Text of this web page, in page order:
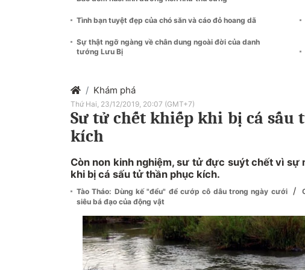
Tình bạn tuyệt đẹp của chó săn và cáo đỏ hoang dã
Sự thật ngỡ ngàng về chân dung ngoài đời của danh
tướng Lưu Bị
Khám phá
Thứ Hai, 23/12/2019, 20:07 (GMT+7)
Sư tử chết khiếp khi bị cá sấu
kích
Còn non kinh nghiệm, sư tử đực suýt chết vì sự
khi bị cá sấu tử thần phục kích.
Tào Tháo: Dùng kế "đểu" để cướp cô dâu trong ngày cưới /
siêu bá đạo của động vật